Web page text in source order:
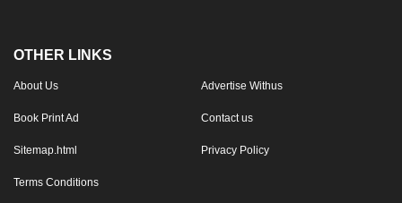
OTHER LINKS
About Us Advertise Withus
Book Print Ad Contact us
Sitemap.html Privacy Policy
Terms Conditions